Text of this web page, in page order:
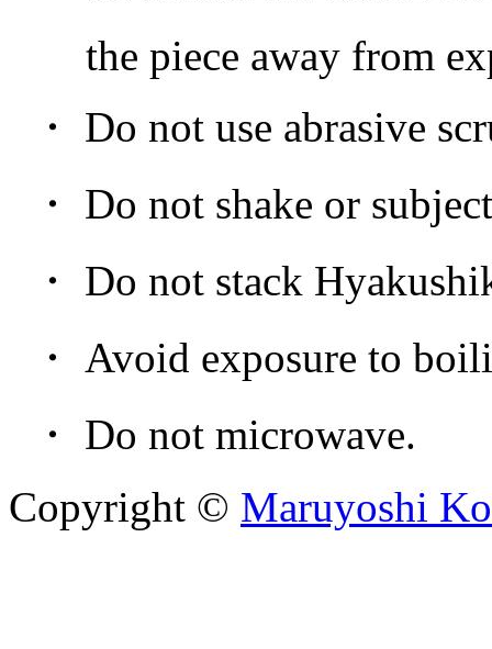
the piece away from
・ Do not use abrasive
・ Do not shake or
・ Do not stack
・ Avoid exposure to
・ Do not microwave.
Copyright © Maruyoshi